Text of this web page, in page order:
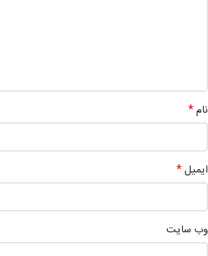
نام*
ایمیل*
وب‌ سایت